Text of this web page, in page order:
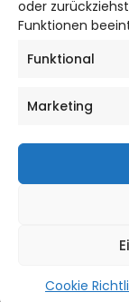
oder
Funktionen
Funktional
Marketing
Cookie
DAS
Impressum
Cookie Richtlinie